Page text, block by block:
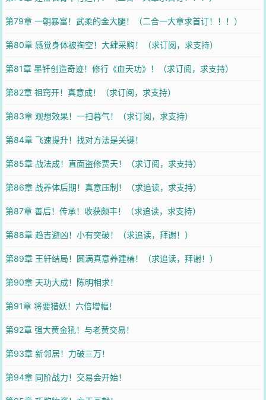
第79章 一朝暴富！武柔的金大腿！（二合一大章求首订！！！）
第80章 感觉身体被掏空！大肆采购！（求订阅，求支持）
第81章 墨钎创造奇迹！修行《血天功》！（求订阅，求支持）
第82章 祖窍开！真意成！（求订阅，求支持）
第83章 观想效果！一扫暮气！（求订阅，求支持）
第84章 飞速提升！找对方法是关键！
第85章 战法成！直面盗修贾天！（求订阅，求支持）
第86章 战养体后期！真意压制！（求追读，求支持）
第87章 善后！传承！收获颇丰！（求追读，求支持）
第88章 趋吉避凶！小有突破！（求追读，拜谢！）
第89章 王轩结局！圆满真意养建椿！（求追读，拜谢！）
第90章 天功大成！陈明相求！
第91章 将要猎妖！六倍增幅！
第92章 强大黄金犼！与老黄交易！
第93章 新邻居！力破三万！
第94章 同阶战力！交易会开始！